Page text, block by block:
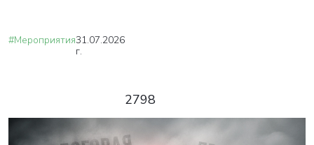
#Мероприятия31.07.2026
г.
2798